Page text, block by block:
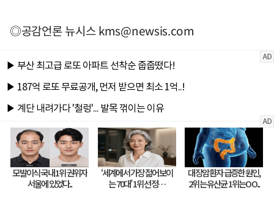
◎공감언론 뉴시스kms@newsis.com